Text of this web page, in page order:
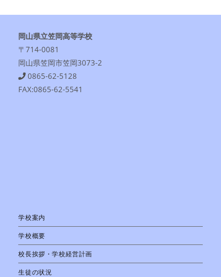
岡山県立笠岡高等学校
〒714-0081
岡山県笠岡市笠岡3073-2
0865-62-5128
FAX:0865-62-5541
学校案内
学校概要
校長挨拶・学校経営計画
生徒の状況